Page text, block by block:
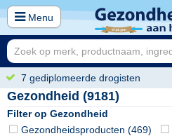
Menu
7 gediplomeerde drogisten
Gezondheid (9181)
Filter op Gezondheid
Gezondheidsproducten (469)